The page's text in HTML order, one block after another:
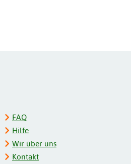
FAQ
Hilfe
Wir über uns
Kontakt